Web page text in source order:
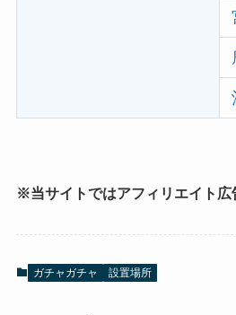
※当サイトではアフィリエイト広
ガチャガチャ 設置場所